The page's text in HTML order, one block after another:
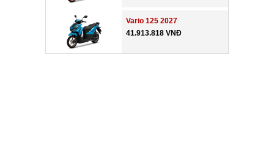
Vario 125 2027
41.913.818 VNĐ